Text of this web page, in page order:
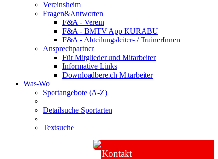
Vereinsheim
Fragen&Antworten
F&A - Verein
F&A - BMTV App KURABU
F&A - Abteilungsleiter- / TrainerInnen
Ansprechpartner
Für Mitglieder und Mitarbeiter
Informative Links
Downloadbereich Mitarbeiter
Was-Wo
Sportangebote (A-Z)
Detailsuche Sportarten
Textsuche
Kontakt